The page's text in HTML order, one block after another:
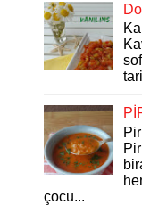
çocu...